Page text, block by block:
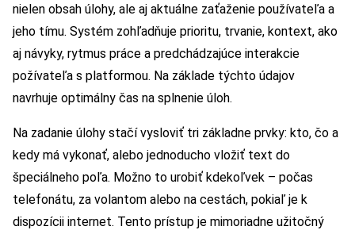
nielen obsah úlohy, ale aj aktuálne zaťaženie používateľa a
jeho tímu. Systém zohľadňuje prioritu, trvanie, kontext, ako
aj návyky, rytmus práce a predchádzajúce interakcie
požívateľa s platformou. Na základe týchto údajov
navrhuje optimálny čas na splnenie úloh.
Na zadanie úlohy stačí vysloviť tri základne prvky: kto, čo a
kedy má vykonať, alebo jednoducho vložiť text do
špeciálneho poľa. Možno to urobiť kdekoľvek – počas
telefonátu, za volantom alebo na cestách, pokiaľ je k
dispozícii internet. Tento prístup je mimoriadne užitočný